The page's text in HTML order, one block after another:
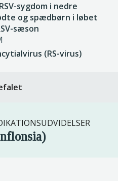
sygdom i nedre
og spædbørn i løbet
sæson
(RS-virus)